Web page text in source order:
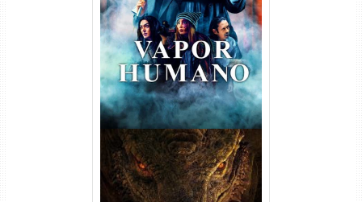
Torrent (2026) WEB-DL 1080p
Dual Áudio